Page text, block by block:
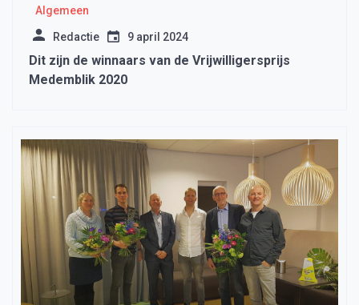
Algemeen
Redactie 9 april 2024
Dit zijn de winnaars van de Vrijwilligersprijs
Medemblik 2020